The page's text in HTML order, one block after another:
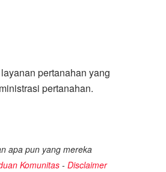
pertanahan yang
pertanahan.
apa pun yang mereka
Komunitas- Disclaimer